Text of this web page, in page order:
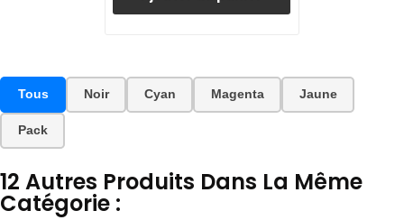
Tous Noir Cyan Magenta Jaune
Pack
12 Autres Produits Dans La Même
Catégorie :